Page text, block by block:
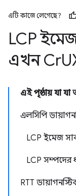
এটি কাজে লেগেছে?
LCP
এখন Cr
এই পৃষ্ঠায় যা
এলসিপি
LCP ইমেজ
LCP সম্পদের
RTT